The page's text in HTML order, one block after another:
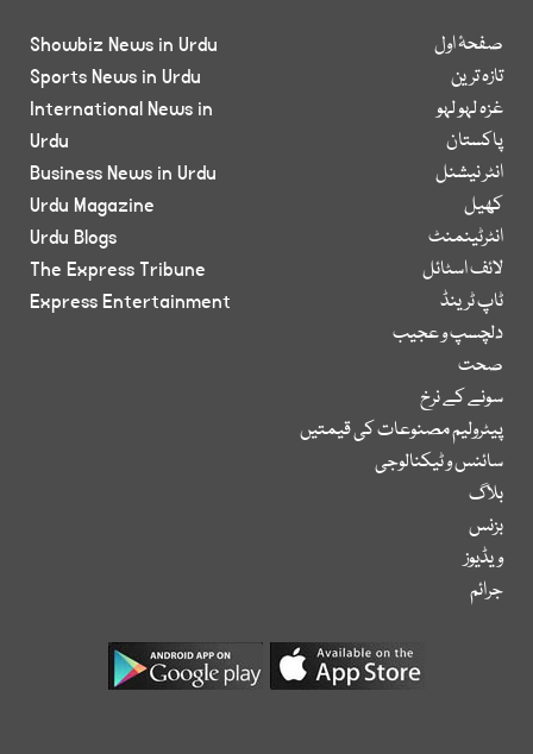
صفحۂ اول
تازہ ترین
غزہ لہو لہو
پاکستان
انٹر نیشنل
کھیل
انٹرٹینمنٹ
لائف اسٹائل
ٹاپ ٹرینڈ
دلچسپ و عجیب
صحت
سونے کے نرخ
پیٹرولیم مصنوعات کی قیمتیں
سائنس و ٹیکنالوجی
بلاگ
بزنس
ویڈیوز
جرائم
Showbiz News in Urdu
Sports News in Urdu
International News in
Urdu
Business News in Urdu
Urdu Magazine
Urdu Blogs
The Express Tribune
Express Entertainment